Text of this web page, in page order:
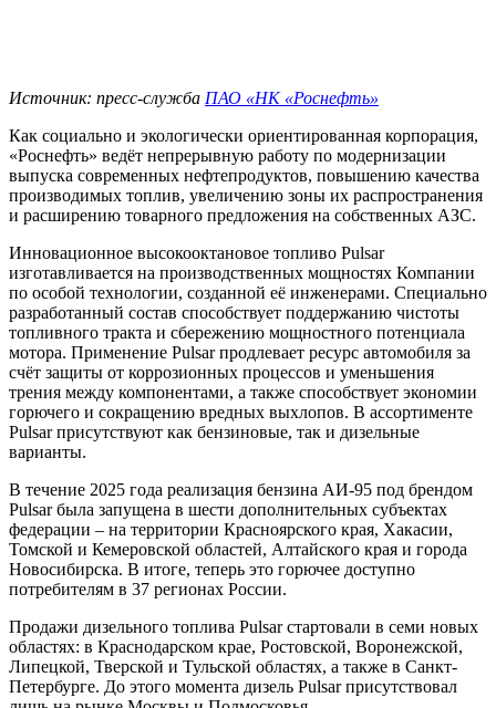
Источник: пресс-служба ПАО «НК «Роснефть»
Как социально и экологически ориентированная корпорация,
«Роснефть» ведёт непрерывную работу по модернизации
выпуска современных нефтепродуктов, повышению качества
производимых топлив, увеличению зоны их распространения
и расширению товарного предложения на собственных АЗС.
Инновационное высокооктановое топливо Pulsar
изготавливается на производственных мощностях Компании
по особой технологии, созданной её инженерами. Специально
разработанный состав способствует поддержанию чистоты
топливного тракта и сбережению мощностного потенциала
мотора. Применение Pulsar продлевает ресурс автомобиля за
счёт защиты от коррозионных процессов и уменьшения
трения между компонентами, а также способствует экономии
горючего и сокращению вредных выхлопов. В ассортименте
Pulsar присутствуют как бензиновые, так и дизельные
варианты.
В течение 2025 года реализация бензина АИ-95 под брендом
Pulsar была запущена в шести дополнительных субъектах
федерации – на территории Красноярского края, Хакасии,
Томской и Кемеровской областей, Алтайского края и города
Новосибирска. В итоге, теперь это горючее доступно
потребителям в 37 регионах России.
Продажи дизельного топлива Pulsar стартовали в семи новых
областях: в Краснодарском крае, Ростовской, Воронежской,
Липецкой, Тверской и Тульской областях, а также в Санкт-
Петербурге. До этого момента дизель Pulsar присутствовал